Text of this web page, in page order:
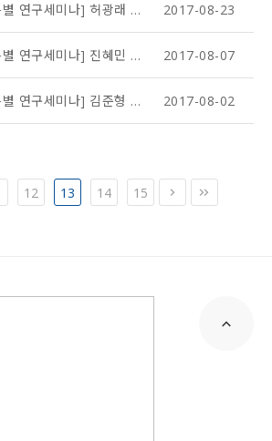
[2017 특별 연구세미나] 허광래 교수 (충남대학교) 2017-08-23
[2017 특별 연구세미나] 진혜민 박사 (National Institute of Health, USA) 2017-08-07
[2017 특별 연구세미나] 김준형 교수 (University of Pennsylvania) 2017-08-02
12 13 14 15